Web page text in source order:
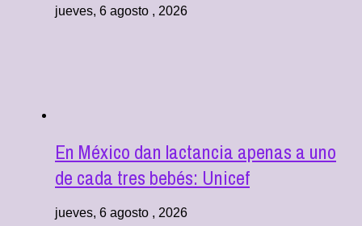
jueves, 6 agosto , 2026
En México dan lactancia apenas a uno
de cada tres bebés: Unicef
jueves, 6 agosto , 2026